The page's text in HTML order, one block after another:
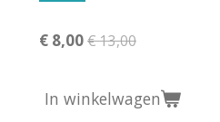
€ 8,00€ 13,00
In winkelwagen